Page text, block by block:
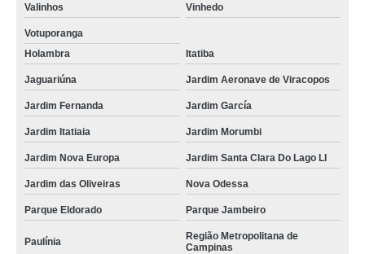
Valinhos Vinhedo
Votuporanga
Holambra
Itatiba
Jaguariúna Jardim Aeronave de Viracopos
Jardim Fernanda Jardim García
Jardim Itatiaia Jardim Morumbi
Jardim Nova Europa Jardim Santa Clara Do Lago Ll
Jardim das Oliveiras Nova Odessa
Parque Eldorado Parque Jambeiro
Paulínia
Região Metropolitana de
Campinas